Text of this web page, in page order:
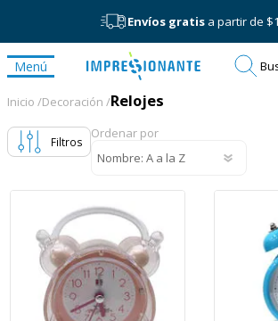
Envíos gratisa partir de
Menú
Relojes
Inicio /Decoración /Relojes
Filtros
Ordenar por